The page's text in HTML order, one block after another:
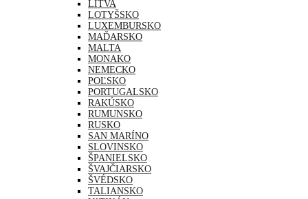
LITVA
LOTYŠSKO
LUXEMBURSKO
MAĎARSKO
MALTA
MONAKO
NEMECKO
POĽSKO
PORTUGALSKO
RAKÚSKO
RUMUNSKO
RUSKO
SAN MARÍNO
SLOVINSKO
ŠPANIELSKO
ŠVAJČIARSKO
ŠVÉDSKO
TALIANSKO